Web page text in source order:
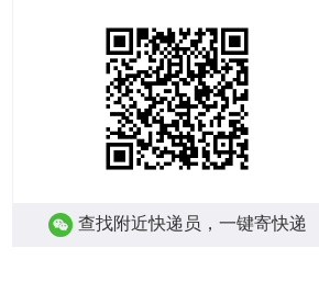
查找附近快递员，一键寄快递